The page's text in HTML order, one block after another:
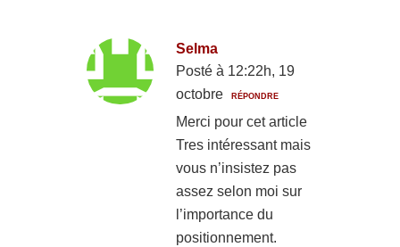
Selma
Posté à 12:22h, 19
octobre
RÉPONDRE
Merci pour cet article
Tres intéressant mais
vous n’insistez pas
assez selon moi sur
l’importance du
positionnement.